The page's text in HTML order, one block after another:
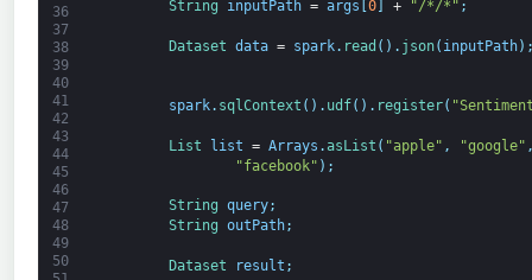
36
37
38
39
40
41
42
43
44
45
46
47
48
49
50
String inputPath = args 0] + "/*/*" ;
Dataset data = spark. read ( ) . json( inputPath)
spark. sqlContext ( ) . udf( ) . register(
List list = Arrays .asList ( "apple" , "google"
"facebook" ) ;
String query;
String outPath;
Dataset result ;